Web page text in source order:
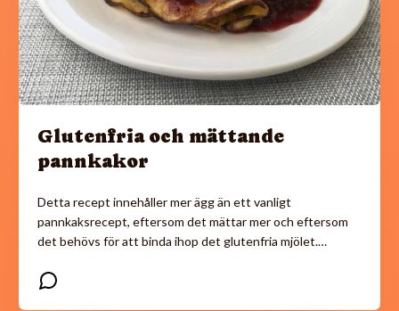
Glutenfria och mättande
pannkakor
Detta recept innehåller mer ägg än ett vanligt
pannkaksrecept, eftersom det mättar mer och eftersom
det behövs för att binda ihop det glutenfria mjölet.…